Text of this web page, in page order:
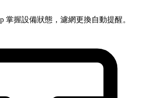
掌握設備狀態，濾網更換自動提醒。